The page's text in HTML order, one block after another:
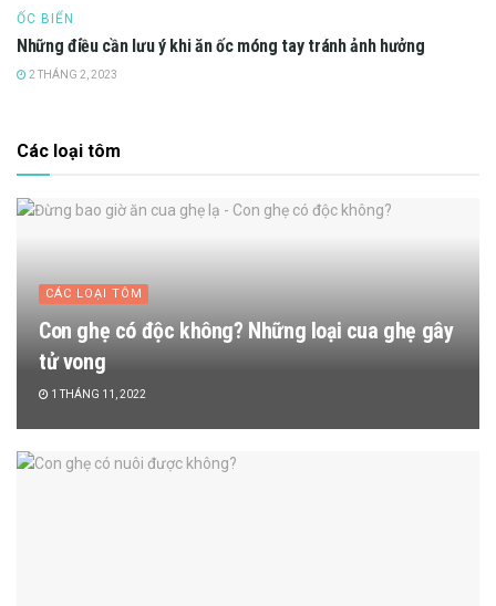
ỐC BIỂN
Những điều cần lưu ý khi ăn ốc móng tay tránh ảnh hưởng
2 THÁNG 2, 2023
Các loại tôm
CÁC LOẠI TÔM
Con ghẹ có độc không? Những loại cua ghẹ gây
tử vong
1 THÁNG 11, 2022